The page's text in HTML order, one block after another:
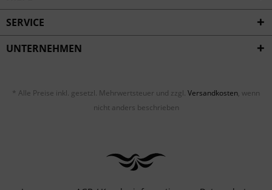
SERVICE
UNTERNEHMEN
* Alle Preise inkl. gesetzl. Mehrwertsteuer und zzgl. Versandkosten, wenn
nicht anders beschrieben